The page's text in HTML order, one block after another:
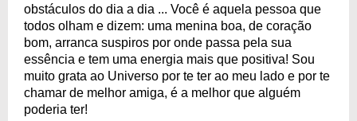
obstáculos do dia a dia ... Você é aquela pessoa que
todos olham e dizem: uma menina boa, de coração
bom, arranca suspiros por onde passa pela sua
essência e tem uma energia mais que positiva! Sou
muito grata ao Universo por te ter ao meu lado e por te
chamar de melhor amiga, é a melhor que alguém
poderia ter!